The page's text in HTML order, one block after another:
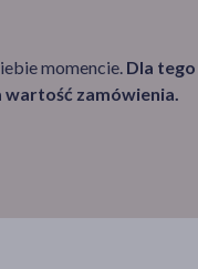
momencie. Dla
wartość zamówienia.